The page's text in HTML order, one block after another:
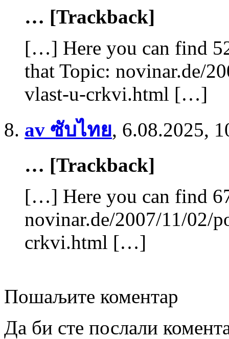
… [Trackback]
[…] Here you can find
that Topic: novinar.de/
vlast-u-crkvi.html […]
av ซับไทย, 6.08.2025,
… [Trackback]
[…] Here you can find
novinar.de/2007/11/02/
crkvi.html […]
Пошаљите коментар
Да би сте послали